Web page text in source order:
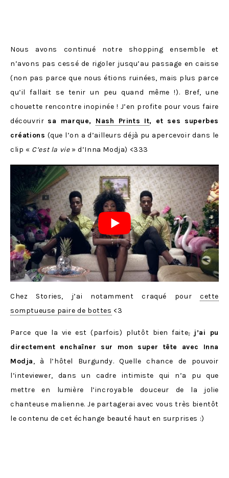
Nous avons continué notre shopping ensemble et
n’avons pas cessé de rigoler jusqu’au passage en caisse
(non pas parce que nous étions ruinées, mais plus parce
qu’il fallait se tenir un peu quand même !). Bref, une
chouette rencontre inopinée ! J’en profite pour vous faire
découvrir sa marque, Nash Prints It, et ses superbes
créations (que l’on a d’ailleurs déjà pu apercevoir dans le
clip « C’est la vie» d’Inna Modja) <333
Chez Stories, j’ai notamment craqué pour cette
somptueuse paire de bottes <3
Parce que la vie est (parfois) plutôt bien faite, j’ai pu
directement enchaîner sur mon super tête avec Inna
Modja, à l’hôtel Burgundy. Quelle chance de pouvoir
l’inteviewer, dans un cadre intimiste qui n’a pu que
mettre en lumière l’incroyable douceur de la jolie
chanteuse malienne. Je partagerai avec vous très bientôt
le contenu de cet échange beauté haut en surprises :)